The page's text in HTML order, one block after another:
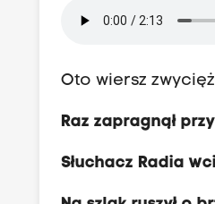
Oto wiersz
Raz zapragnął
Słuchacz Radia